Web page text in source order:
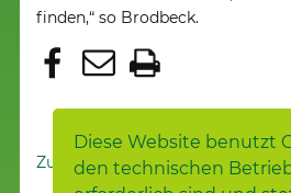
Diese Website benutzt
den technischen
finden,“ so Brodbeck.
Zur Nachrichtenübersicht